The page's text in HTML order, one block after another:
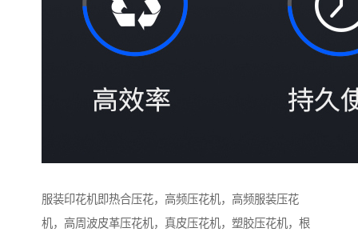
服装印花机即热合压花，高频压花机，高频服装压花
机，高周波皮革压花机，真皮压花机，塑胶压花机，根